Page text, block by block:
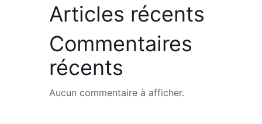
Articles récents
Commentaires
récents
Aucun commentaire à afficher.